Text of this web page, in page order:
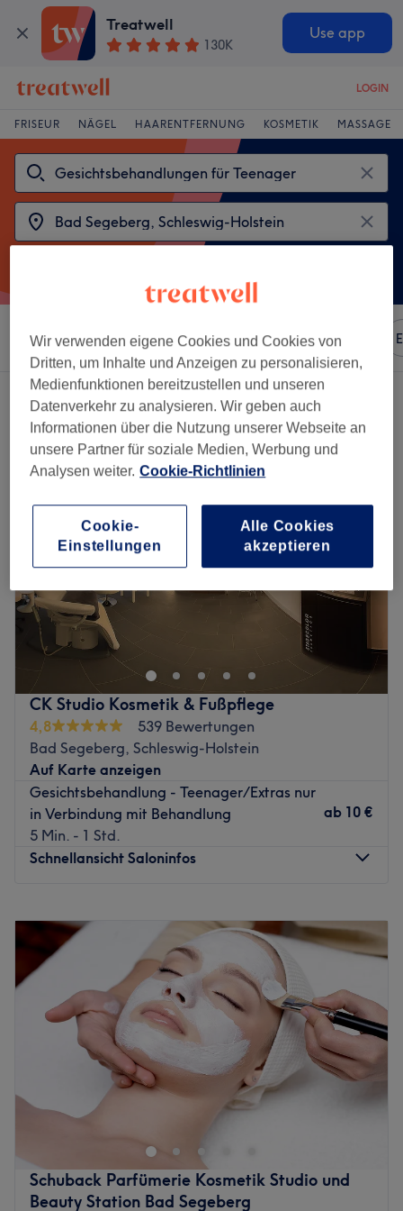
Treatwell
130K
Use app
LOGIN
FRISEUR NÄGEL HAARENTFERNUNG KOSMETIK MASSAGE
Sortieren nach Beliebiger Preis Marken Salons
2 Salons die anbieten:
gesichtsbehandlungen für teenager in Bad Segeberg, Schleswig-
Holstein
CK Studio Kosmetik & Fußpflege
4,8
539 Bewertungen
Bad Segeberg, Schleswig-Holstein
Auf Karte anzeigen
Gesichtsbehandlung - Teenager/Extras nur
in Verbindung mit Behandlung
5 Min. - 1 Std.
ab 10 €
Schnellansicht Saloninfos
Dienstag
10:00–19:00
Mittwoch
10:00 –19:00
Donnerstag
10:00
Freitag
10:00 –19:00
Samstag
Geschlossen
Sonntag
Geschlossen
Das CK Studio Kosmetik & Visagistik liegt mitten in Bad
Segeberg, Große Seestraße 8. Als professionelle
Frau Krasa mit zahlreichen Treatments um die Pflege Ihrer
Haut sowie um Ihr persönliches Styling und Make Up. Das
Behandlungsspektrum umfasst u.a. pflegende
Schuback Parfümerie Kosmetik Studio und
Beauty Station Bad Segeberg
Wir verwenden eigene Cookies und Cookies von
Dritten, um Inhalte und Anzeigen zu personalisieren,
Medienfunktionen bereitzustellen und unseren
Datenverkehr zu analysieren. Wir geben auch
Informationen über die Nutzung unserer Webseite an
unsere Partner für soziale Medien, Werbung und
Analysen weiter. Cookie-Richtlinien
Cookie-
Einstellungen
Alle Cookies
akzeptieren